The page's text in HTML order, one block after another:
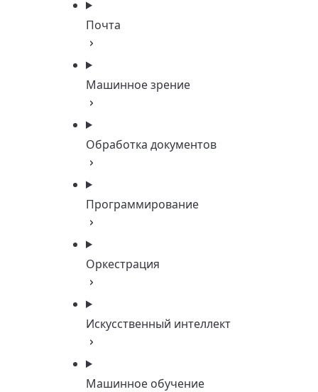
Почта
Машинное зрение
Обработка документов
Программирование
Оркестрация
Искусственный интеллект
Машинное обучение